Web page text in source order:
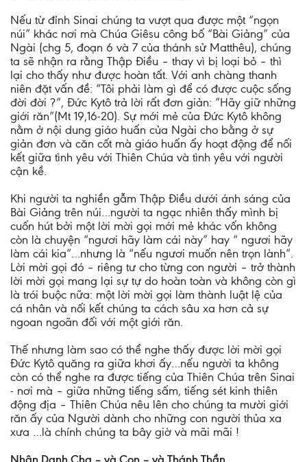
Nếu từ đỉnh Sinai chúng ta vượt qua được một “ngọn
núi” khác nơi mà Chúa Giêsu công bố “Bài Giảng” của
Ngài (chg 5, đoạn 6 và 7 của thánh sử Matthêu), chúng
ta sẽ nhận ra rằng Thập Điều – thay vì bị loại bỏ – thì
lại cho thấy như được hoàn tất. Với anh chàng thanh
niên đặt vấn đề: “Tôi phải làm gì để có được cuộc sống
đời đời ?”, Đức Kytô trả lời rất đơn giản: ”Hãy giữ những
giới răn”(Mt 19,16-20). Sự mới mẻ của Đức Kytô không
nằm ở nội dung giáo huấn của Ngài cho bằng ở sự
giản đơn và căn cốt mà giáo huấn ấy hoạt động để nối
kết giữa tình yêu với Thiên Chúa và tình yêu với người
cận kề.
Khi người ta nghiền gẫm Thập Điều dưới ánh sáng của
Bài Giảng trên núi…người ta ngạc nhiên thấy mình bị
cuốn hút bởi một lời mời gọi mới mẻ khác vốn không
còn là chuyện “ngươi hãy làm cái này” hay “ ngươi hãy
làm cái kia”…nhưng là “nếu ngươi muốn nên trọn lành”.
Lời mời gọi đó – riêng tư cho từng con người – trở thành
lời mời gọi mang lại sự tự do hoàn toàn và không còn gì
là trói buộc nữa: một lời mời gọi làm thành luật lệ của
cá nhân và nối kết chúng ta cách sâu xa hơn cả sự
ngoan ngoãn đối với một giới răn.
Thế nhưng làm sao có thể nghe thấy được lời mời gọi
Đức Kytô quăng ra giữa khơi ấy…nếu người ta không
còn có thể nghe ra được tiếng của Thiên Chúa trên Sinai
- nơi mà – giữa những tiếng sấm, tiếng sét kinh thiên
động địa – Thiên Chúa nêu lên cho chúng ta mười giới
răn ấy của Người dành cho những con người thủa xa
xưa …là chính chúng ta bây giờ và mãi mãi !
Nhân Danh Cha – và Con – và Thánh Thần